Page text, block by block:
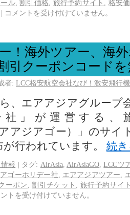
ル,割引価格 旅行予約サイト
格安
| コメントを受け付けていません。
！海外ツアー、海
引クーポンコード
者: LCC格安航空会社なび！激安飛行
、エアアジアグループ
社」が運営する、
アアジアゴー）」のサイ
行われています。 続
報 | タグ: AirAsia, AirAsiaGO ,LCCツ
ゴーホリデー社 エアアジアツアー
ーポン ,割引チケット
旅行予約サイ
トを受け付けていません。